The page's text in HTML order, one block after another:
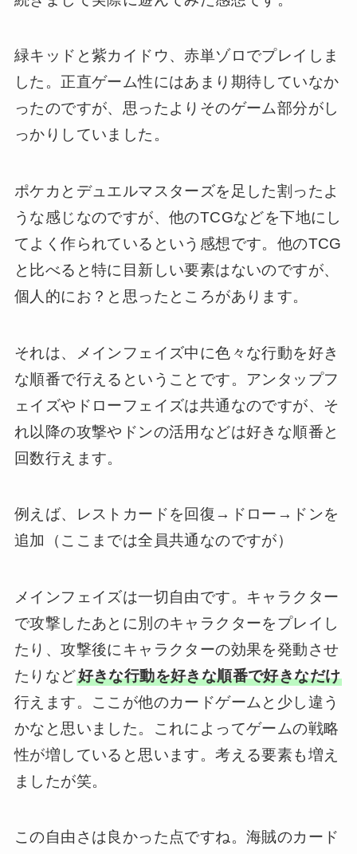
緑キッドと紫カイドウ、赤単ゾロでプレイしま
した。正直ゲーム性にはあまり期待していなか
ったのですが、思ったよりそのゲーム部分がし
っかりしていました。
ポケカとデュエルマスターズを足した割ったよ
うな感じなのですが、他のTCGなどを下地にし
てよく作られているという感想です。他のTCG
と比べると特に目新しい要素はないのですが、
個人的にお？と思ったところがあります。
それは、メインフェイズ中に色々な行動を好き
な順番で行えるということです。アンタップフ
ェイズやドローフェイズは共通なのですが、そ
れ以降の攻撃やドンの活用などは好きな順番と
回数行えます。
例えば、レストカードを回復→ドロー→ドンを
追加（ここまでは全員共通なのですが）
メインフェイズは一切自由です。キャラクター
で攻撃したあとに別のキャラクターをプレイし
たり、攻撃後にキャラクターの効果を発動させ
たりなど好きな行動を好きな順番で好きなだけ
行えます。ここが他のカードゲームと少し違う
かなと思いました。これによってゲームの戦略
性が増していると思います。考える要素も増え
ましたが笑。
この自由さは良かった点ですね。海賊のカード